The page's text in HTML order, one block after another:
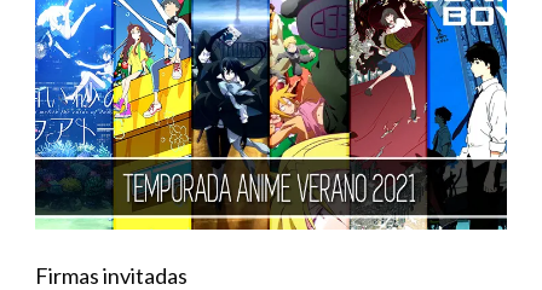
Firmas invitadas